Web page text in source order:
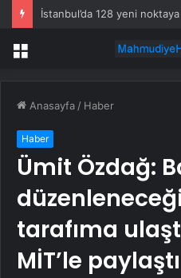
İstanbul’da 128 yeni
Menü
Anasayfa / Haber
Haber
Ümit Özdağ:
tarafıma
MİT’le